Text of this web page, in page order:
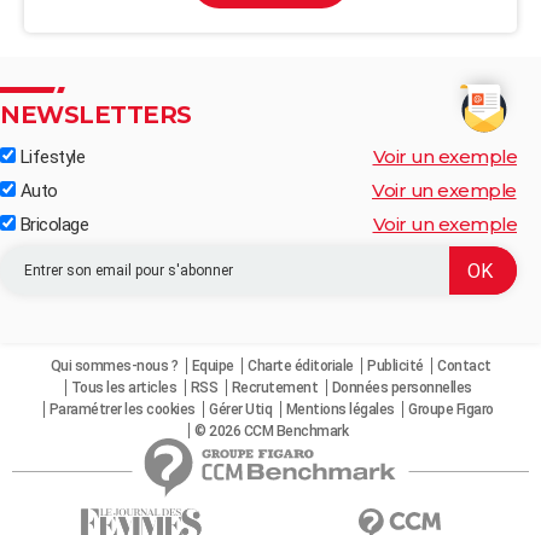
NEWSLETTERS
Lifestyle Voir un exemple
Auto Voir un exemple
Bricolage Voir un exemple
Qui sommes-nous ? Equipe Charte éditoriale Publicité
Contact
Tous les articles
RSS Recrutement
Données personnelles
Paramétrer les cookies
Gérer Utiq Mentions légales
Groupe Figaro
© 2026 CCM Benchmark